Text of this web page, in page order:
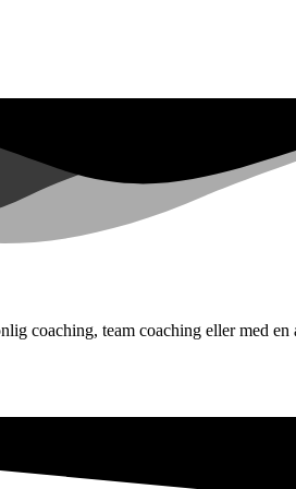
coaching, team coaching eller med